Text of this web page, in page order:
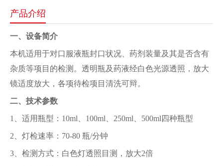
产品介绍
一、设备简介
本机适用于对口服液瓶封口状况、药剂装量及其是否含有
杂质等项目的检测。透明瓶及药液经白色光源透照，放大
镜适度放大，各项待检项目清洗可辩。
二、技术参数
1、适用瓶型：10ml、100ml、250ml、500ml四种瓶型
2、灯检速率：70-80 瓶/分钟
3、检测方式：白色灯透照目测，放大2倍